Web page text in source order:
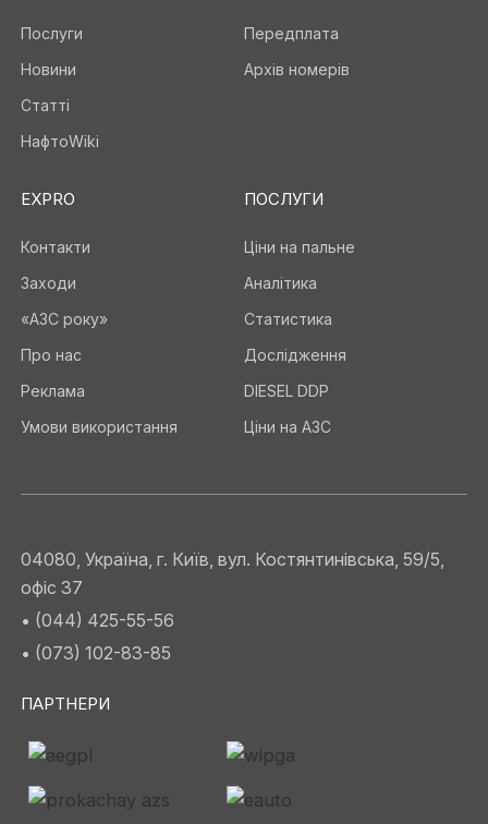
Послуги
Новини
Статті
НафтоWiki
Передплата
Архів номерів
EXPRO
Контакти
Заходи
«АЗС року»
Про нас
Реклама
Умови використання
ПОСЛУГИ
Ціни на пальне
Аналітика
Статистика
Дослідження
DIESEL DDP
Ціни на АЗС
04080, Україна, г. Київ, вул. Костянтинівська, 59/5,
офіс 37
• (044) 425-55-56
• (073) 102-83-85
ПАРТНЕРИ